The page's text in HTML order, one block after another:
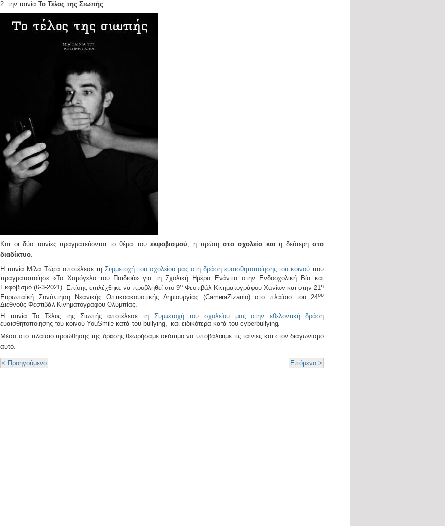
2. την ταινία Το Τέλος της Σιωπής
Και οι δύο ταινίες πραγματεύονται το θέμα τουεκφοβισμού, η πρώτη στο σχολείο και η δεύτερηστο
διαδίκτυο.
Η ταινία Μίλα Τώρα αποτέλεσε τηΣυμμετοχή του σχολείου μας στη δράση ευαισθητοποίησης του κοινού που
πραγματοποίησε «Το Χαμόγελο του Παιδιού» για τη Σχολική Ημέρα Ενάντια στην Ενδοσχολική Βία και
Εκφοβισμό (6-3-2021). Επίσης επιλέχθηκε να προβληθεί στο 9ο Φεστιβάλ Κινηματογράφου Χανίων και στην 21η
Ευρωπαϊκή Συνάντηση Νεανικής Οπτικοακουστικής Δημιουργίας (CameraZizanio) στο πλαίσιο του 24ου
Διεθνούς Φεστιβάλ Κινηματογράφου Ολυμπίας.
Η ταινία Το Τέλος της Σιωπής αποτέλεσε τη Συμμετοχή του σχολείου μας στην εθελοντική δράση
ευαισθητοποίησης του κοινούYouSmileκατά του bullying, και ειδικότερα κατά του cyberbullying.
Μέσα στο πλαίσιο προώθησης της δράσης θεωρήσαμε σκόπιμο να υποβάλουμε τις ταινίες και στον διαγωνισμό
αυτό.
< Προηγούμενο Επόμενο >